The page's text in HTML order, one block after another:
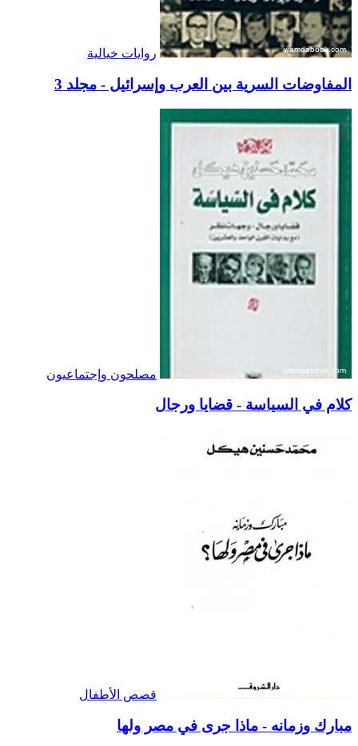
روايات خيالية
المفاوضات السرية بين العرب وإسرائيل - مجلد 3
مصلحون وإجتماعيون
كلام في السياسة - قضايا ورجال
قصص الأطفال
مبارك وزمانه - ماذا جرى في مصر ولها